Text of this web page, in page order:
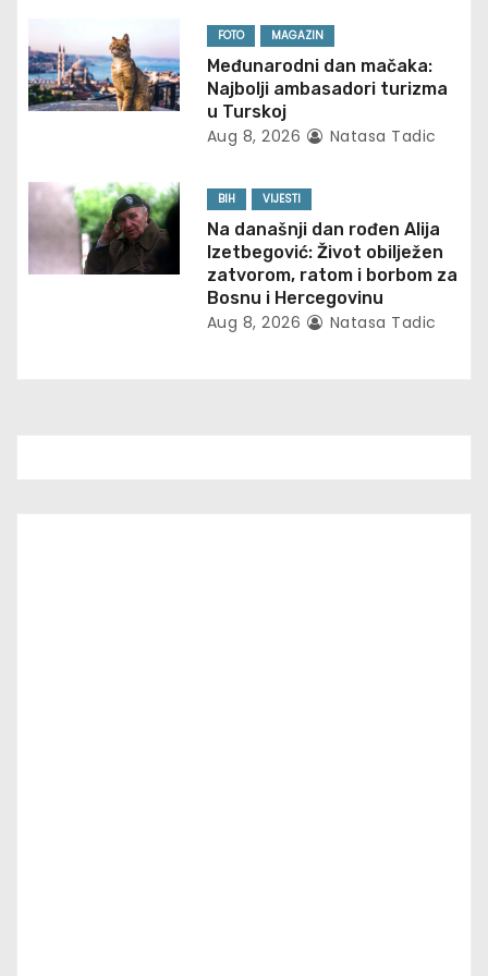
t
i
n
FOTO MAGAZIN
Međunarodni dan mačaka:
Najbolji ambasadori turizma
u Turskoj
Aug 8, 2026 Natasa Tadic
BIH VIJESTI
Na današnji dan rođen Alija
Izetbegović: Život obilježen
zatvorom, ratom i borbom za
Bosnu i Hercegovinu
Aug 8, 2026 Natasa Tadic